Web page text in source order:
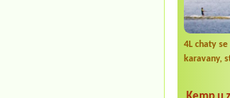
4L chaty
karavany,